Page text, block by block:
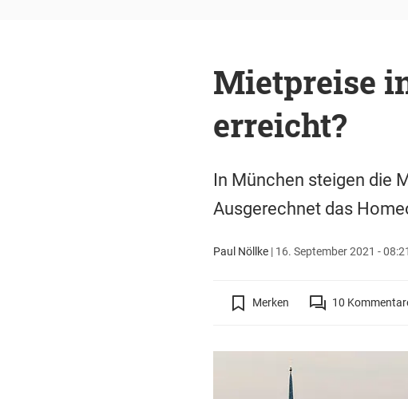
Mietpreise
erreicht?
In München steigen die
Ausgerechnet das
Paul Nöllke | 16. September 2021 -
Merken 10